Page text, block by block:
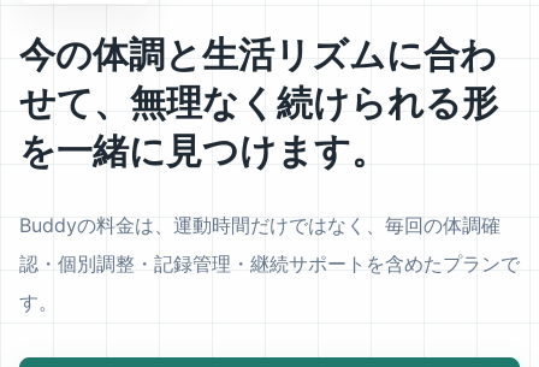
今の体調と生活リズムに合わ
せて、無理なく続けられる形
を一緒に見つけます。
Buddyの料金は、運動時間だけではなく、毎回の体調確
認・個別調整・記録管理・継続サポートを含めたプランで
す。